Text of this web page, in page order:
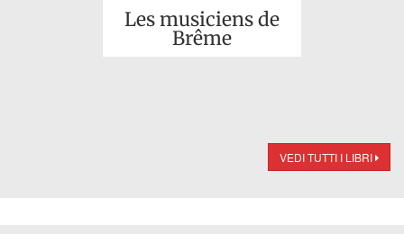
Les musiciens de
Brême
VEDI TUTTI I LIBRI